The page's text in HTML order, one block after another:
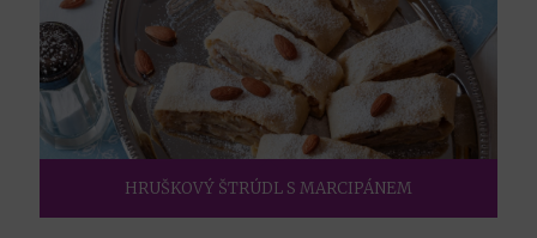
HRUŠKOVÝ ŠTRÚDL S MARCIPÁNEM